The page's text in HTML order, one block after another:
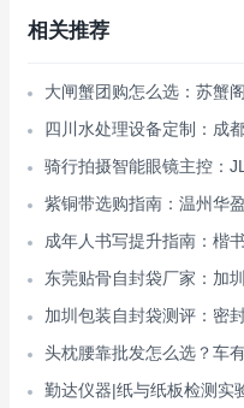
相关推荐
大闸蟹团购怎么选：苏蟹
四川水处理设备定制：成
骑行拍摄智能眼镜主控：
紫铜带选购指南：温州华
成年人书写提升指南：楷
东莞贴骨自封袋厂家：加
加圳包装自封袋测评：密
头枕腰靠批发怎么选？车
勤达仪器|纸与纸板检测实